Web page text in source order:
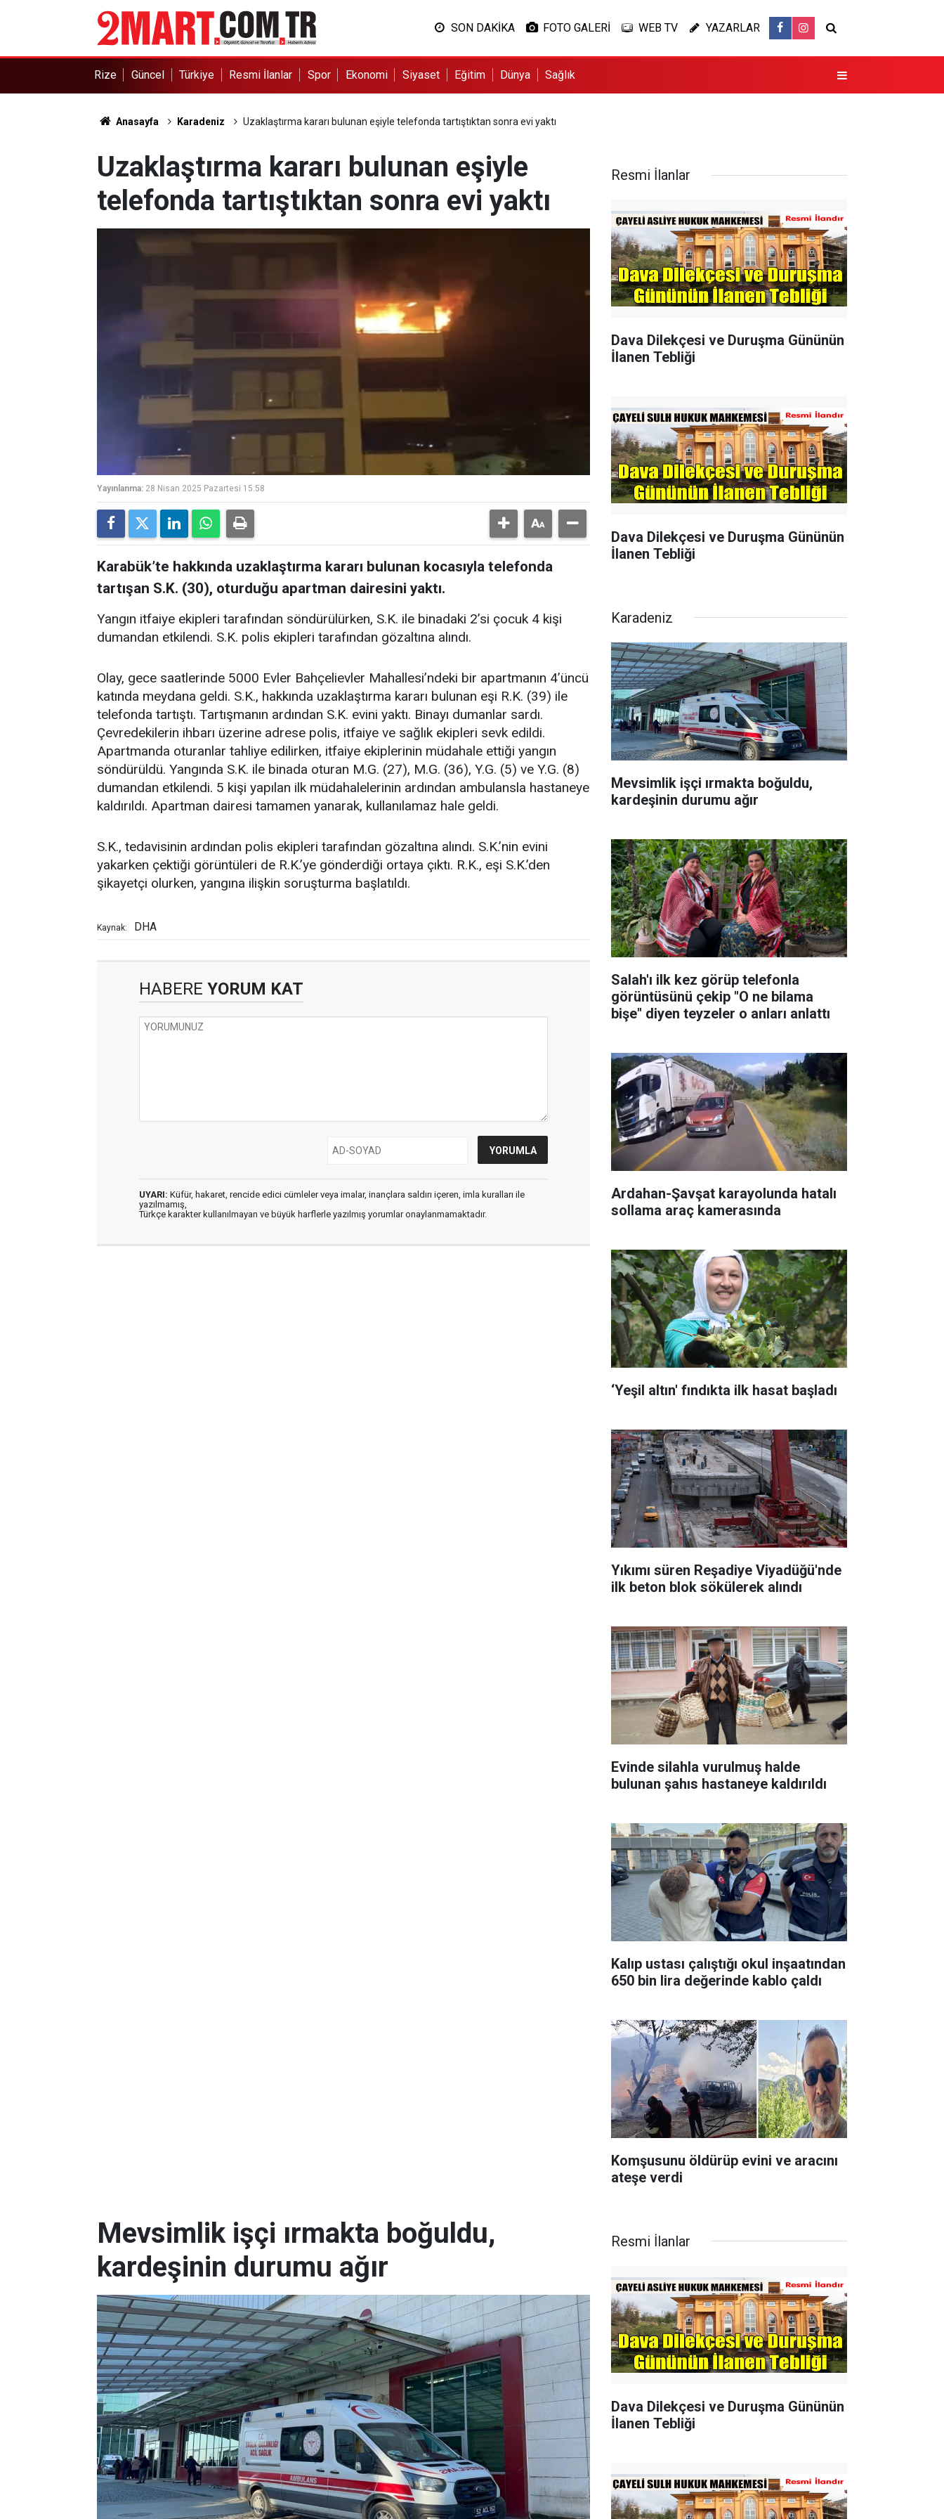
SON DAKİKA FOTO GALERİ WEB TV YAZARLAR
Rize Güncel Türkiye Resmi İlanlar Spor Ekonomi Siyaset Eğitim Dünya Sağlık
Anasayfa Karadeniz Uzaklaştırma kararı bulunan eşiyle telefonda tartıştıktan sonra evi yaktı
Uzaklaştırma kararı bulunan eşiyle
telefonda tartıştıktan sonra evi yaktı
Yayınlanma: 28 Nisan 2025 Pazartesi 15:58
Karabük’te hakkında uzaklaştırma kararı bulunan kocasıyla telefonda
tartışan S.K. (30), oturduğu apartman dairesini yaktı.
Yangın itfaiye ekipleri tarafından söndürülürken, S.K. ile binadaki 2’si çocuk 4 kişi
dumandan etkilendi. S.K. polis ekipleri tarafından gözaltına alındı.
Olay, gece saatlerinde 5000 Evler Bahçelievler Mahallesi’ndeki bir apartmanın 4’üncü
katında meydana geldi. S.K., hakkında uzaklaştırma kararı bulunan eşi R.K. (39) ile
telefonda tartıştı. Tartışmanın ardından S.K. evini yaktı. Binayı dumanlar sardı.
Çevredekilerin ihbarı üzerine adrese polis, itfaiye ve sağlık ekipleri sevk edildi.
Apartmanda oturanlar tahliye edilirken, itfaiye ekiplerinin müdahale ettiği yangın
söndürüldü. Yangında S.K. ile binada oturan M.G. (27), M.G. (36), Y.G. (5) ve Y.G. (8)
dumandan etkilendi. 5 kişi yapılan ilk müdahalelerinin ardından ambulansla hastaneye
kaldırıldı. Apartman dairesi tamamen yanarak, kullanılamaz hale geldi.
S.K., tedavisinin ardından polis ekipleri tarafından gözaltına alındı. S.K.’nin evini
yakarken çektiği görüntüleri de R.K.’ye gönderdiği ortaya çıktı. R.K., eşi S.K.’den
şikayetçi olurken, yangına ilişkin soruşturma başlatıldı.
Kaynak: DHA
HABERE YORUM KAT
UYARI: Küfür, hakaret, rencide edici cümleler veya imalar, inançlara saldırı içeren, imla kuralları ile
yazılmamış,
Türkçe karakter kullanılmayan ve büyük harflerle yazılmış yorumlar onaylanmamaktadır.
Resmi İlanlar
Dava Dilekçesi ve Duruşma Gününün
İlanen Tebliği
Dava Dilekçesi ve Duruşma Gününün
İlanen Tebliği
Karadeniz
Mevsimlik işçi ırmakta boğuldu,
kardeşinin durumu ağır
Salah'ı ilk kez görüp telefonla
görüntüsünü çekip "O ne bilama
bişe" diyen teyzeler o anları anlattı
Ardahan-Şavşat karayolunda hatalı
sollama araç kamerasında
‘Yeşil altın' fındıkta ilk hasat başladı
Yıkımı süren Reşadiye Viyadüğü'nde
ilk beton blok sökülerek alındı
Evinde silahla vurulmuş halde
bulunan şahıs hastaneye kaldırıldı
Kalıp ustası çalıştığı okul inşaatından
650 bin lira değerinde kablo çaldı
Komşusunu öldürüp evini ve aracını
ateşe verdi
Mevsimlik işçi ırmakta boğuldu,
kardeşinin durumu ağır
Resmi İlanlar
Dava Dilekçesi ve Duruşma Gününün
İlanen Tebliği